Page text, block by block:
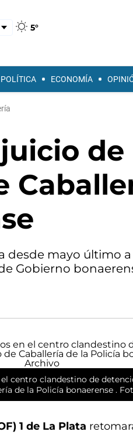
5°
POLÍTICA ECONOMÍA
de
desde mayo último
Gobierno
centro clandestino de
de la Policía bonaerense .
1 de La Plata